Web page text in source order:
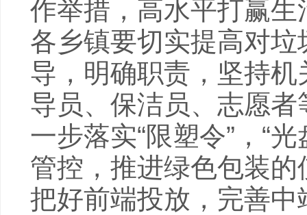
作举措，高水平打赢
各乡镇要切实提高对
导，明确职责，坚持
导员、保洁员、志愿
一步落实“限塑令”，“
管控，推进绿色包装
把好前端投放，完善